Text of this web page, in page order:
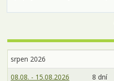
srpen 2026
08.08. - 15.08.2026
8 dní